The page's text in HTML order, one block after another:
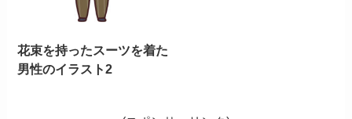
花束を持ったスーツを着た
男性のイラスト2